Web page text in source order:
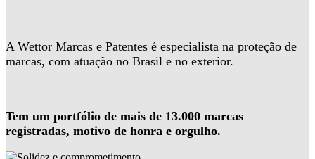
A Wettor Marcas e Patentes é especialista na proteção de
marcas, com atuação no Brasil e no exterior.
Tem um portfólio de mais de 13.000 marcas
registradas, motivo de honra e orgulho.